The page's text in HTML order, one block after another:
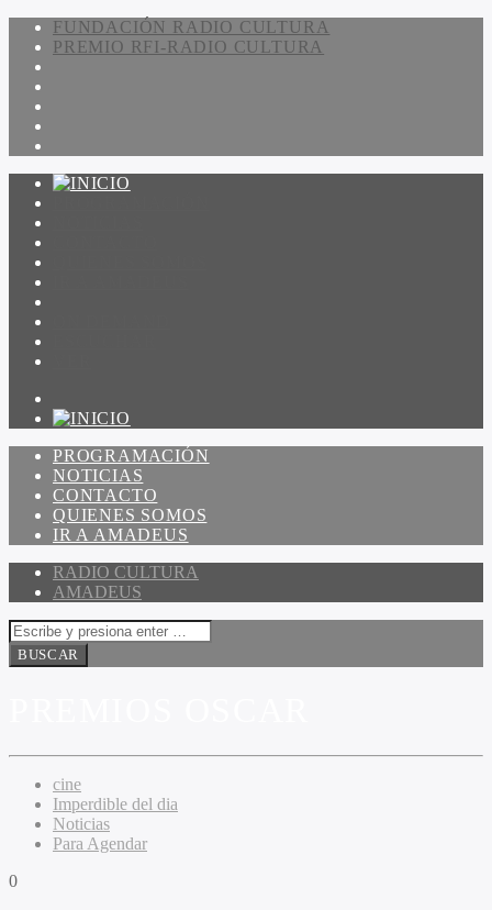
FUNDACIÓN RADIO CULTURA
PREMIO RFI-RADIO CULTURA
PROGRAMACIÓN
NOTICIAS
CONTACTO
QUIENES SOMOS
IR A AMADEUS
RADIO CULTURA
AMADEUS
cine
Imperdible del dia
Noticias
Para Agendar
0